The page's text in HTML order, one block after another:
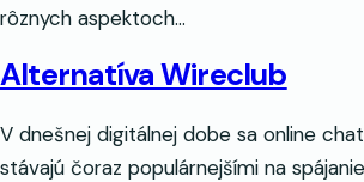
rôznych aspektoch…
Alternatíva Wireclub
V dnešnej digitálnej dobe sa online
stávajú čoraz populárnejšími na